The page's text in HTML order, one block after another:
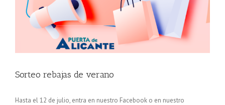
Sorteo rebajas de verano
Hasta el 12 de julio, entra en nuestro Facebook o en nuestro